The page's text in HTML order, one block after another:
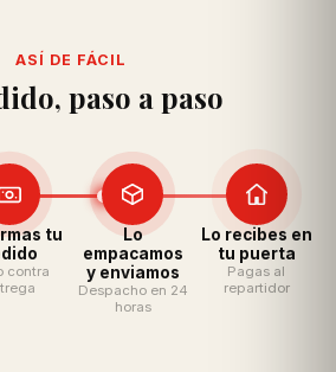
ASÍ DE FÁCIL
paso a paso
tu
contra
Lo
empacamos
y enviamos
Despacho en 24
horas
Lo recibes en
tu puerta
Pagas al
repartidor